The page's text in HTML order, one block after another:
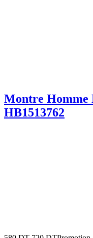
Montre Homme
HB1513762